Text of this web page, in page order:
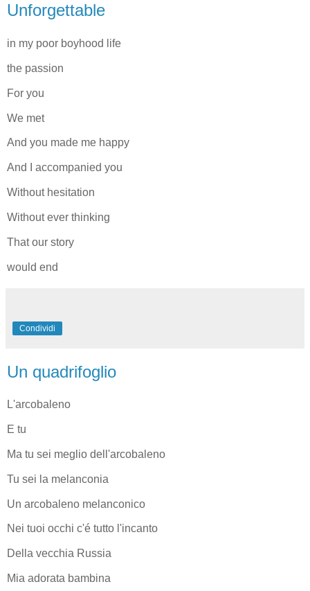
Unforgettable
in my poor boyhood life
the passion
For you
We met
And you made me happy
And I accompanied you
Without hesitation
Without ever thinking
That our story
would end
Condividi
Un quadrifoglio
L'arcobaleno
E tu
Ma tu sei meglio dell'arcobaleno
Tu sei la melanconia
Un arcobaleno melanconico
Nei tuoi occhi c'é tutto l'incanto
Della vecchia Russia
Mia adorata bambina